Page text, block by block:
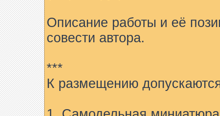
Описание работы и её
совести автора.
***
К размещению